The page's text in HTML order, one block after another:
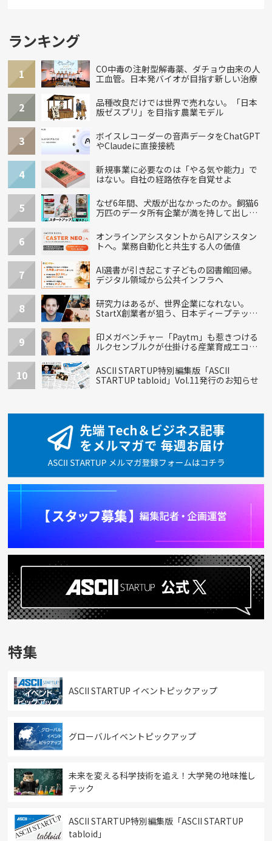
ランキング
1
CO中毒の注射型解毒薬、ダチョウ由来の人
工血管。日本発バイオが目指す新しい治療
2
品種改良だけでは世界で売れない。「日本
版ゼスプリ」を目指す農業モデル
3
ボイスレコーダーの音声データをChatGPT
やClaudeに直接接続
4
新規事業に必要なのは「やる気や能力」で
はない。自社の経路依存を自覚せよ
5
なぜ6年間、犬版が出なかったのか。飼猫6
万匹のデータ所有企業が満を持して出し
6
オンラインアシスタントからAIアシスタン
トへ。業務自動化と共生する人の価値
7
AI選書が引き起こす子どもの図書館回帰。
デジタル領域から公共インフラへ
8
研究力はあるが、世界企業になれない。
StartX創業者が狙う、日本ディープテック
9
印メガベンチャー「Paytm」も惹きつける
ルクセンブルクが仕掛ける産業育成エコシ
10
ASCII STARTUP特別編集版「ASCII
STARTUP tabloid」Vol.11発行のお知らせ
特集
ASCII STARTUP イベントピックアップ
グローバルイベントピックアップ
未来を変える科学技術を追え！大学発の地味推し
テック
ASCII STARTUP特別編集版「ASCII STARTUP
tabloid」